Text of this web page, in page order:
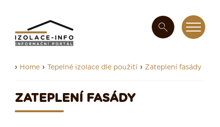
› Home › Tepelné izolace dle použití › Zateplení fasády
ZATEPLENÍ FASÁDY